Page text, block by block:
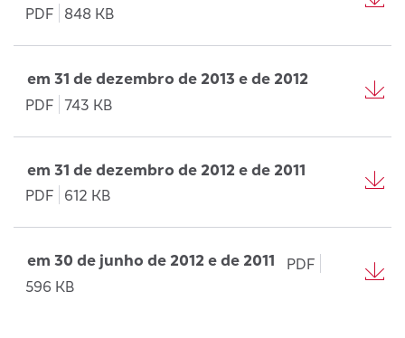
PDF
848 KB
em 31 de dezembro de 2013 e de 2012
PDF 743 KB
em 31 de dezembro de 2012 e de 2011
PDF
612 KB
em 30 de junho de 2012 e de 2011
PDF
596 KB